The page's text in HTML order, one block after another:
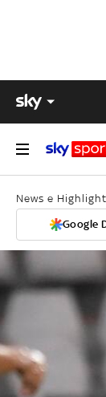
News e
Google